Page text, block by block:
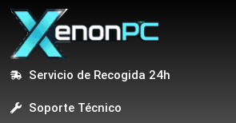
Servicio de Recogida 24h
Soporte Técnico